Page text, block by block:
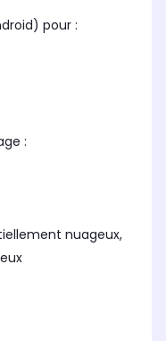
pour :
:
nuageux,